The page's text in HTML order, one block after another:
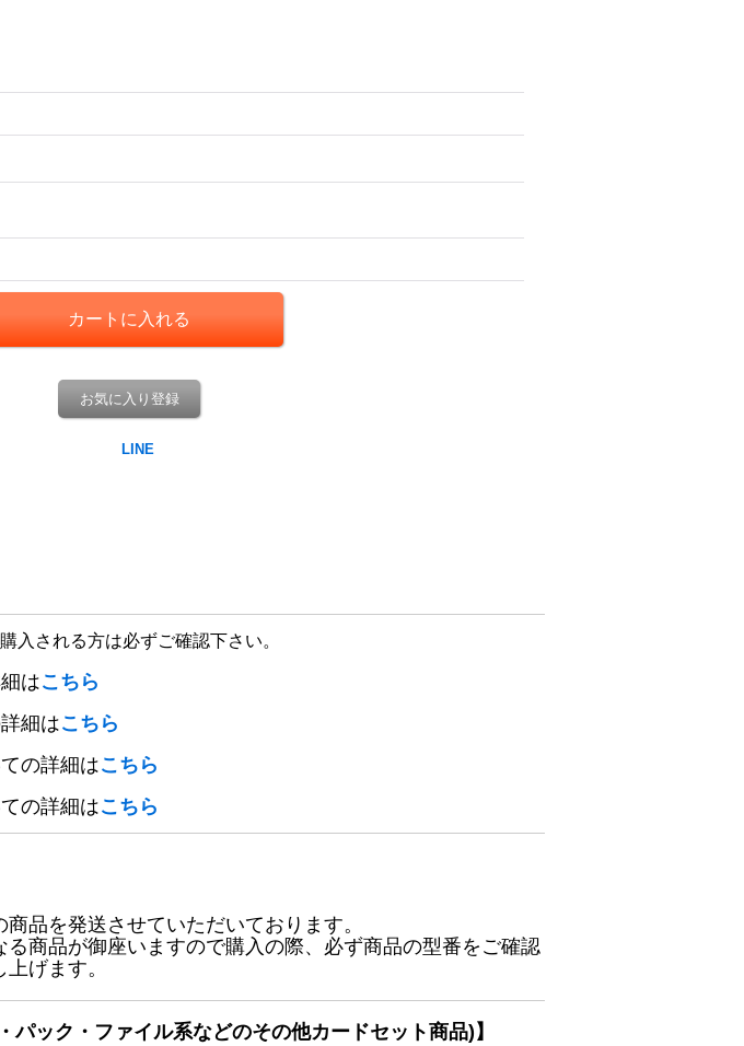
お気に入り登録
入される方は必ずご確認下さい。
はこちら
細はこちら
の詳細はこちら
の詳細はこちら
品を発送させていただいております。
商品が御座いますので購入の際、必ず商品の型番をご確認
げます。
パック・ファイル系などのその他カードセット商品)】